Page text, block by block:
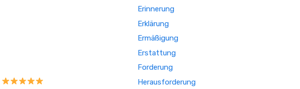
Erinnerung
Erklärung
Ermäßigung
Erstattung
Forderung
Herausforderung